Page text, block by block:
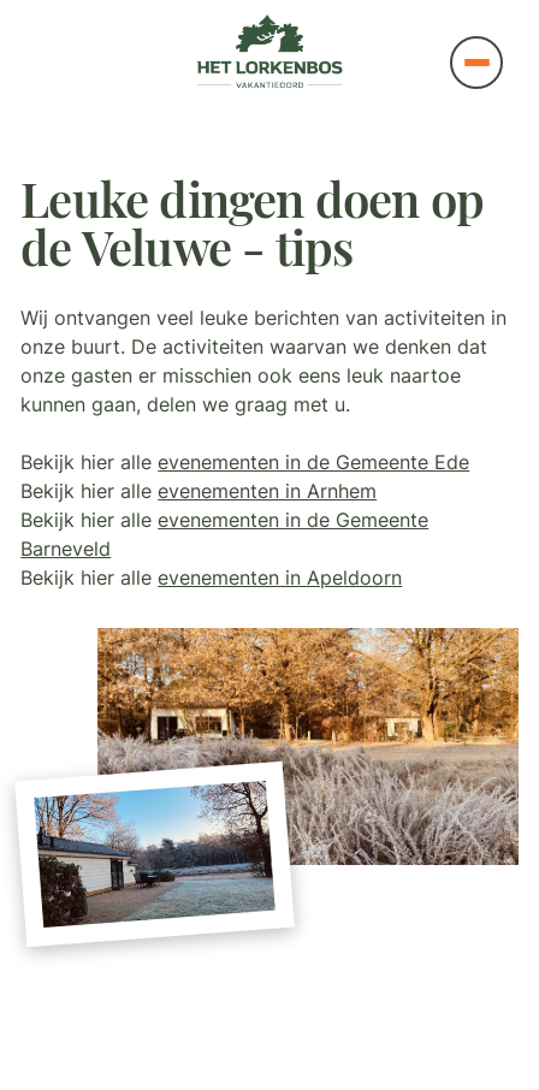
Leuke dingen doen op
de Veluwe - tips
Wij ontvangen veel leuke berichten van activiteiten in
onze buurt. De activiteiten waarvan we denken dat
onze gasten er misschien ook eens leuk naartoe
kunnen gaan, delen we graag met u.
Bekijk hier alleevenementen in de Gemeente Ede
Bekijk hier alleevenementen in Arnhem
Bekijk hier alleevenementen in de Gemeente
Barneveld
Bekijk hier alleevenementen in Apeldoorn